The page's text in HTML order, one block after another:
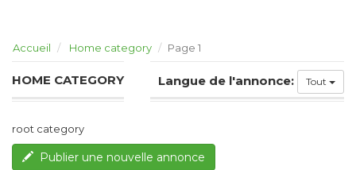
Accueil Home category Page 1
HOME CATEGORY Langue de l'annonce: Tout
root category
Publier une nouvelle annonce